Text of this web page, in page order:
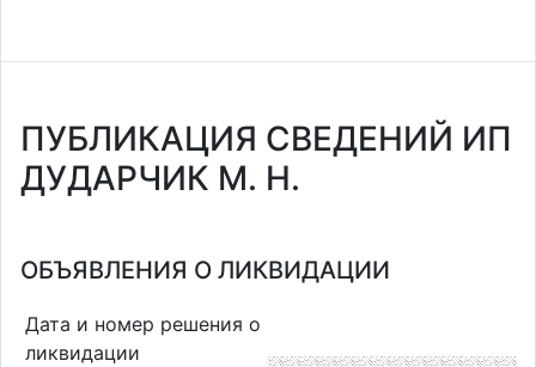
ПУБЛИКАЦИЯ СВЕДЕНИЙ ИП
ДУДАРЧИК М. Н.
ОБЪЯВЛЕНИЯ О ЛИКВИДАЦИИ
Дата и номер решения о
ликвидации